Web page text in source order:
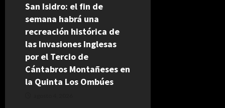
San Isidro: el fin de
semana habrá una
recreación histórica de
las Invasiones Inglesas
por el Tercio de
Cántabros Montañeses en
la Quinta Los Ombúes